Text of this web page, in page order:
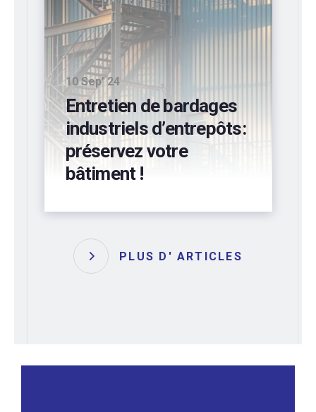
10 Sep’ 24
Entretien de bardages
industriels d’entrepôts:
préservez votre
bâtiment !
PLUS D' ARTICLES